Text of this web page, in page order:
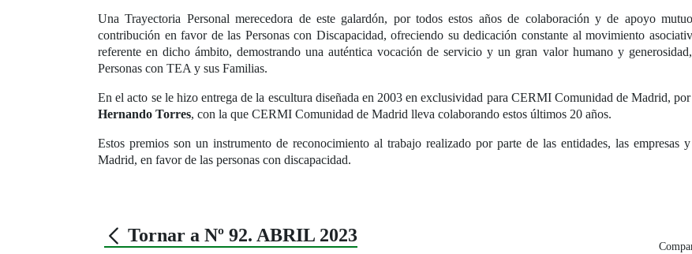
Una Trayectoria Personal merecedora de este galardón, por todos estos años de colaboración y de apoyo
contribución en favor de las Personas con Discapacidad, ofreciendo su dedicación constante al movimiento
referente en dicho ámbito, demostrando una auténtica vocación de servicio y un gran valor humano y
Personas con TEA y sus Familias.
En el acto se le hizo entrega de la escultura diseñada en 2003 en exclusividad para CERMI Comunidad de Madrid,
Hernando Torres, con la que CERMI Comunidad de Madrid lleva colaborando estos últimos 20 años.
Estos premios son un instrumento de reconocimiento al trabajo realizado por parte de las entidades, las
Madrid, en favor de las personas con discapacidad.
Tornar a Nº 92. ABRIL 2023